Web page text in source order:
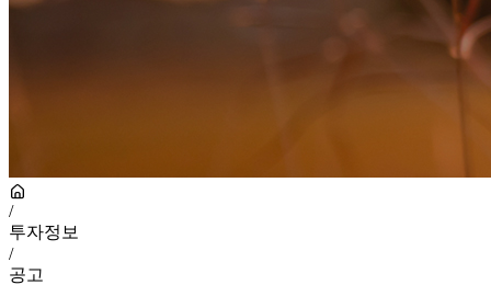
/
투자정보
/
공고